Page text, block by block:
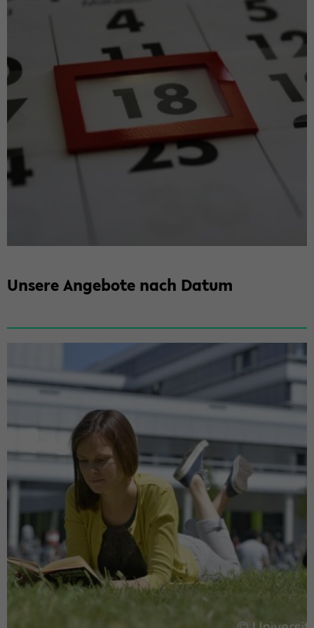
Un­se­re An­ge­bo­te nach Datum